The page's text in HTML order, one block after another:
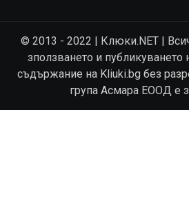
© 2013 - 2022 | Клюки.NET |
зползването и публикуването
съдържание на Kliuki.bg без
група Асмара ЕООД е